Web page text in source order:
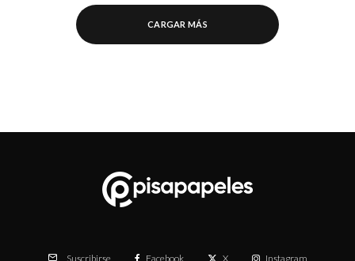
CARGAR MÁS
Suscribirse Facebook X Instagram